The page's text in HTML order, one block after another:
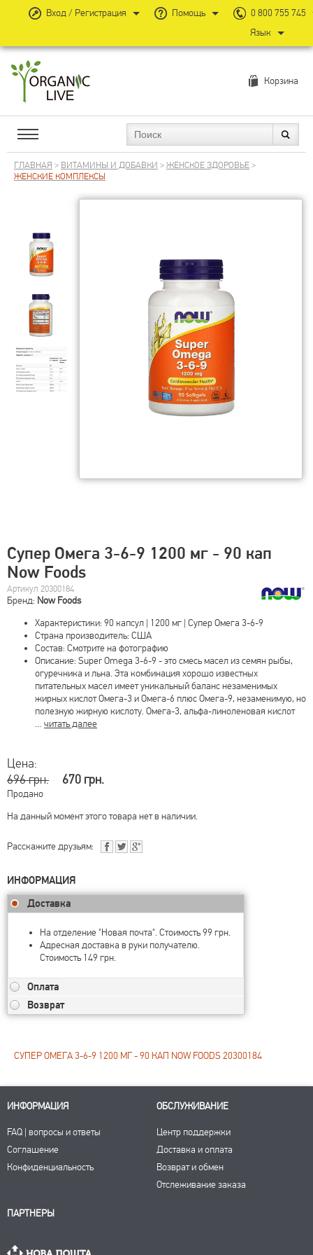
Корзина
ГЛАВНАЯ > ВИТАМИНЫ И ДОБАВКИ >ЖЕНСКОЕ ЗДОРОВЬЕ>
ЖЕНСКИЕ КОМПЛЕКСЫ
Супер Омега 3-6-9 1200 мг - 90 кап
Now Foods
Артикул 20300184
Бренд: Now Foods
Характеристики: 90 капсул | 1200 мг | Супер Омега 3-6-9
Страна производитель: США
Состав: Смотрите на фотографию
Описание: Super Omega 3-6-9 - это смесь масел из семян рыбы,
огуречника и льна. Эта комбинация хорошо известных
питательных масел имеет уникальный баланс незаменимых
жирных кислот Омега-3 и Омега-6 плюс Омега-9, незаменимую, но
полезную жирную кислоту. Омега-3, альфа-линоленовая кислот
… читать далее
Цена:
696 грн.
670 грн.
Продано
На данный момент этого товара нет в наличии.
Расскажите друзьям:
ИНФОРМАЦИЯ
Доставка
На отделение "Новая почта". Стоимость 99 грн.
Адресная доставка в руки получателю.
Стоимость 149 грн.
Оплата
Возврат
Вход / Регистрация Помощь
0 800 755 745
Язык
СУПЕР ОМЕГА 3-6-9 1200 МГ - 90 КАП NOW FOODS 20300184
ИНФОРМАЦИЯ
FAQ | вопросы и ответы
Соглашение
Конфиденциальность
ОБСЛУЖИВАНИЕ
Центр поддержки
Доставка и оплата
Возврат и обмен
Отслеживание заказа
ПАРТНЕРЫ